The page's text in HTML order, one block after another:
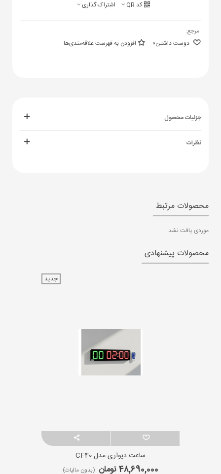
کد QR اشتراک گذاری
مرجع:
دوست داشتن0 افزودن به فهرست علاقه‌مندی‌ها
جزئیات محصول
نظرات
محصولات مرتبط
موردی یافت نشد
محصولات پیشنهادی
جدید
ساعت دیواری مدل CF40
48,690,000 تومان (بدون مالیات)